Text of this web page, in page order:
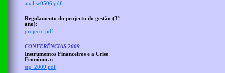
analise0506.pdf
Regulamento do projecto do gestão (3º
ano):
projecto.pdf
CONFERÊNCIAS 2009
Instrumentos Financeiros e a Crise
Económica:
stg_2009.pdf